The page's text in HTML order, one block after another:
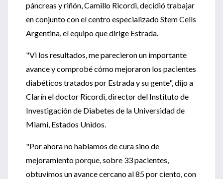
páncreas y riñón, Camillo Ricordi, decidió trabajar
en conjunto con el centro especializado Stem Cells
Argentina, el equipo que dirige Estrada.
"Vi los resultados, me parecieron un importante
avance y comprobé cómo mejoraron los pacientes
diabéticos tratados por Estrada y su gente", dijo a
Clarín el doctor Ricordi, director del Instituto de
Investigación de Diabetes de la Universidad de
Miami, Estados Unidos.
"Por ahora no hablamos de cura sino de
mejoramiento porque, sobre 33 pacientes,
obtuvimos un avance cercano al 85 por ciento, con